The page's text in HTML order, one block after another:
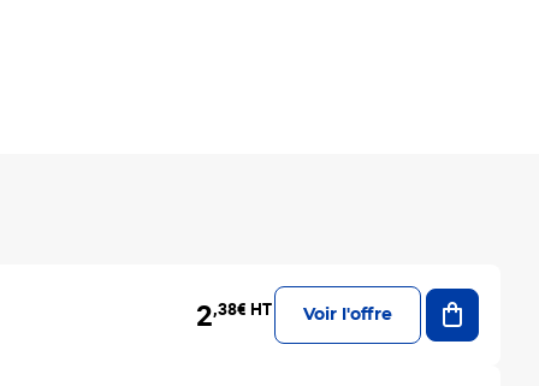
2,38€ HT Voir l'offre
Ajouter